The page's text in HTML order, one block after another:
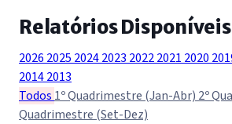
Relatórios
2026 2025 20242023 20222021 2020
20142013
Todos 1º Quadrimestre (Jan-Abr) 2º
Quadrimestre (Set-Dez)